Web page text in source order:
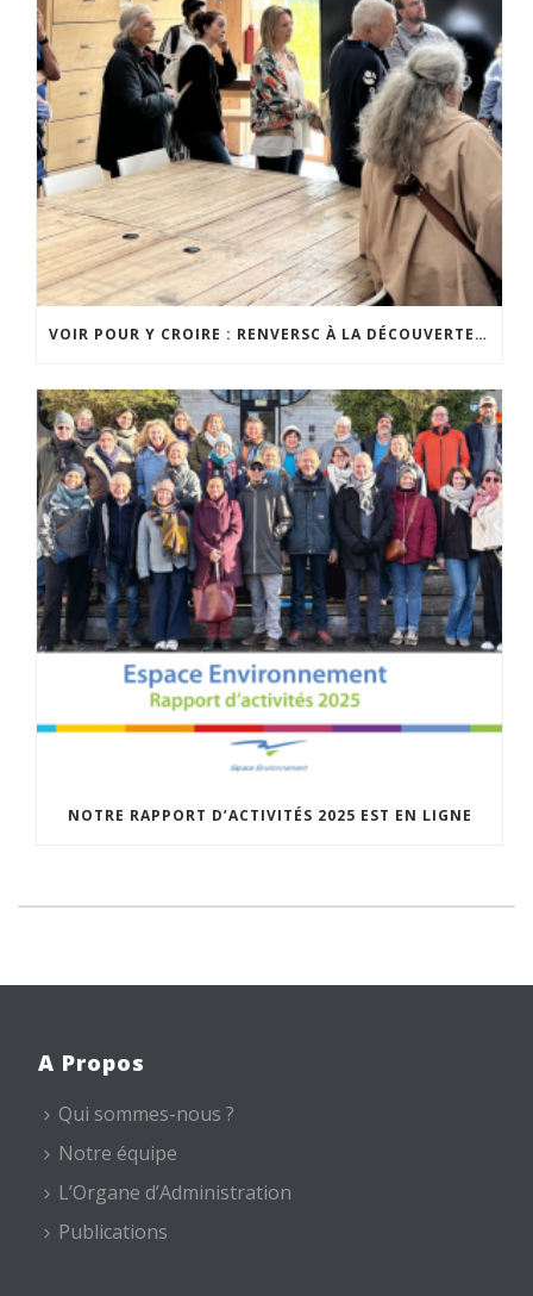
VOIR POUR Y CROIRE : RENVERSC À LA DÉCOUVERTE DE RÉALISATIONS INSPIRANTES
NOTRE RAPPORT D’ACTIVITÉS 2025 EST EN LIGNE
A Propos
Qui sommes-nous ?
Notre équipe
L’Organe d’Administration
Publications